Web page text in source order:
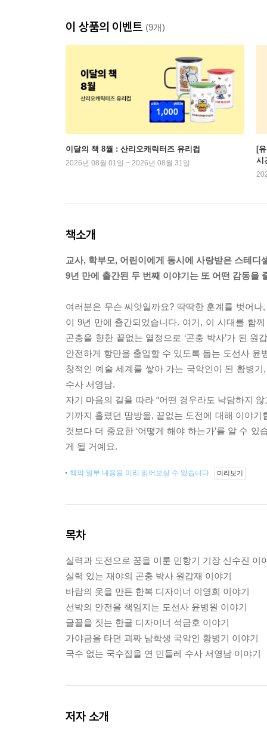
이 상품의 이벤트 (9개)
이달의 책 8월 : 산리오캐릭터즈 유리컵
2026년 08월 01일 ~ 2026년 08월 31일
[
시
책소개
교사, 학부모, 어린이에게 동시에 사랑받은 스테디
9년 만에 출간된 두 번째 이야기는 또 어떤 감동을
여러분은 무슨 씨앗일까요? 딱딱한 훈계를 벗어
이 9년 만에 출간되었습니다. 여기, 이 시대를 함
곤충을 향한 끝없는 열정으로 ‘곤충 박사’가 된
안전하게 항만을 출입할 수 있도록 돕는 도선사
창적인 예술 세계를 쌓아 가는 국악인이 된 황병
수사 서영남.
자기 마음의 길을 따라 “어떤 경우라도 낙담하지
기까지 흘렸던 땀방울, 끝없는 도전에 대해 이야기
것보다 더 중요한 ‘어떻게 해야 하는가’를 알 수
게 될 거예요.
책의 일부 내용을 미리 읽어보실 수 있습니다. 미리보기
목차
실력과 도전으로 꿈을 이룬 민항기 기장 신수진 이
실력 있는 재야의 곤충 박사 원갑재 이야기
바람의 옷을 만든 한복 디자이너 이영희 이야기
선박의 안전을 책임지는 도선사 윤병원 이야기
글꼴을 짓는 한글 디자이너 석금호 이야기
가야금을 타던 괴짜 남학생 국악인 황병기 이야기
국수 없는 국수집을 연 민들레 수사 서영남 이야기
저자 소개